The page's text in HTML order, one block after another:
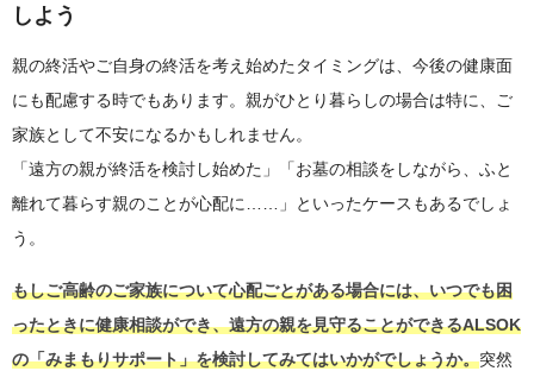
しよう
親の終活やご自身の終活を考え始めたタイミングは、今後の健康面
にも配慮する時でもあります。親がひとり暮らしの場合は特に、ご
家族として不安になるかもしれません。
「遠方の親が終活を検討し始めた」「お墓の相談をしながら、ふと
離れて暮らす親のことが心配に……」といったケースもあるでしょ
う。
もしご高齢のご家族について心配ごとがある場合には、いつでも困
ったときに健康相談ができ、遠方の親を見守ることができるALSOK
の「みまもりサポート」を検討してみてはいかがでしょうか。突然